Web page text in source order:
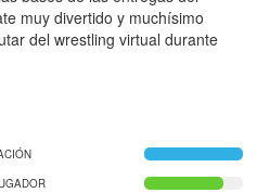
muy divertido y muchísimo
del wrestling virtual durante